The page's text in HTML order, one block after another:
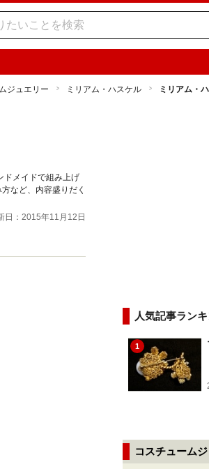
ジュエリー ミリアム・ハスケル ミリアム・
ドメイドで組み上げ
など、内容盛りだく
日：2015年11月12日
人気記事ラン
1
コスチューム